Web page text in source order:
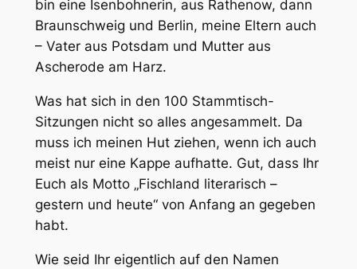
bin eine Isenbohnerin, aus Rathenow, dann
Braunschweig und Berlin, meine Eltern auch
– Vater aus Potsdam und Mutter aus
Ascherode am Harz.
Was hat sich in den 100 Stammtisch-
Sitzungen nicht so alles angesammelt. Da
muss ich meinen Hut ziehen, wenn ich auch
meist nur eine Kappe aufhatte. Gut, dass Ihr
Euch als Motto „Fischland literarisch –
gestern und heute“ von Anfang an gegeben
habt.
Wie seid Ihr eigentlich auf den Namen